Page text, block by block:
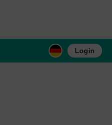
Login